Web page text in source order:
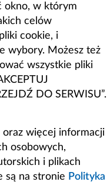
okno, w którym
celów
cookie, i
wybory. Możesz też
wszystkie pliki
DO SERWISU”.
oraz więcej informacji
osobowych,
i plikach
są na stronie Polityka